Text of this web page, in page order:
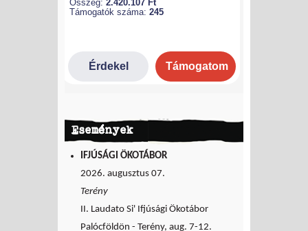
Események
IFJÚSÁGI ÖKOTÁBOR
2026. augusztus 07.
Terény
II. Laudato Si' Ifjúsági Ökotábor
Palócföldön - Terény, aug. 7-12.